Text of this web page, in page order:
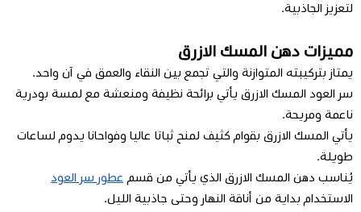
لتعزيز الجاذبية.
مميزات دهن المسك الازرق
يمتاز بتركيبته المتوازنة والتي تجمع بين النقاء والعمق في آن واحد.
سر العود المسك الازرق يأتي برائحة نظيفة ومنعشة مع لمسة بودرية
ناعمة ومريحة.
يأتي المسك الازرق بقوام كثيف لمنح ثباتا عاليا وفواحانا يدوم لساعات
طويلة.
يُناسب دهن المسك الازرق الذي يأتي من قسم عطور سر العود
الاستخدام بداية من أناقة النهار وحتى جاذبية الليل.